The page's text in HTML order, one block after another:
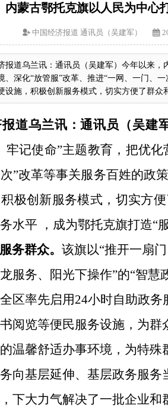
内蒙古鄂托克旗以人民为中心
中国经济报道 通讯员（吴建军）
报道乌兰讯：通讯员（吴建军）今年以来，
、深化“放管服”改革、推进“一网、一门、
设施，积极创新服务模式，切实方便了群众
道乌兰讯 ：通讯员 （吴建
牢记使命”主题教育， 把优化
”改革等事关服务百姓的政
极创新服务模式，切实方
水平 ，成为鄂托克旗打造“
务群众。 该旗以“推开一扇
服务、阳光下操作”的“智
区率先启用24小时自助政务
阅览等便民服务设施，为
温馨舒适办事环境，为特
向基层延伸、基层政务服
下大力气解决了一批企业和